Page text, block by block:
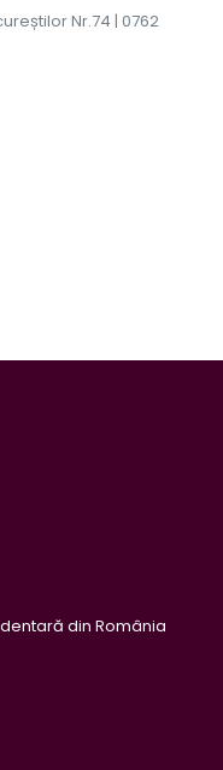
Nr.74 | 0762
din România